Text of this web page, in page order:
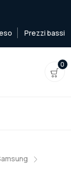
Prezzi bassi
0